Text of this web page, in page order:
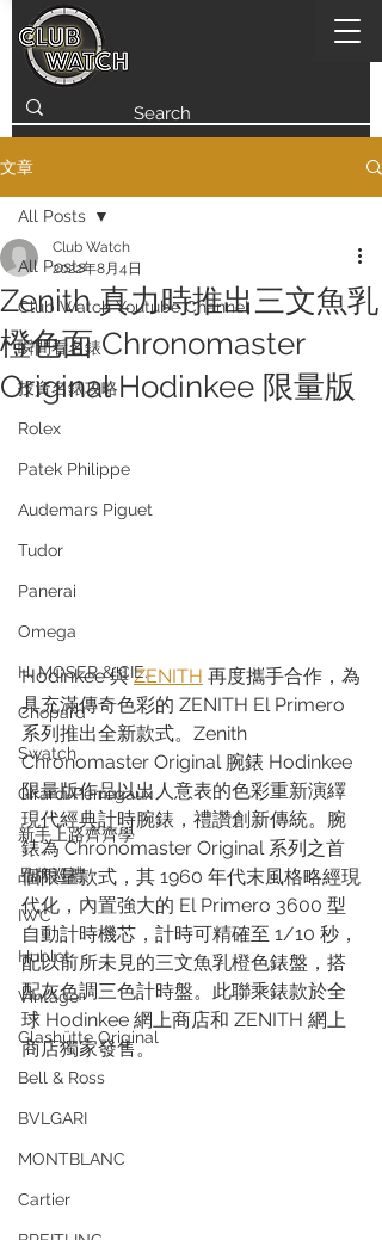
文章
All Posts
Club Watch Youtube Channel
瞬間看名錶
投資名錶攻略
Rolex
Patek Philippe
Audemars Piguet
Tudor
Panerai
Omega
H. MOSER & CIE.
Chopard
Swatch
Girard-Perregaux
新手上路齊齊學
品牌巡禮
IWC
Hublot
Vintage
Glashütte Original
Bell & Ross
BVLGARI
MONTBLANC
Cartier
All Posts
Zenith 真力時推出三文魚乳
橙色面 Chronomaster
Original Hodinkee 限量版
Club Watch
2022年8月4日
Hodinkee 與 ZENITH 再度攜手合作，為
具充滿傳奇色彩的 ZENITH El Primero
系列推出全新款式。Zenith
Chronomaster Original 腕錶 Hodinkee
限量版作品以出人意表的色彩重新演繹
現代經典計時腕錶，禮讚創新傳統。腕
錶為 Chronomaster Original 系列之首
個限量款式，其 1960 年代末風格略經現
代化，內置強大的 El Primero 3600 型
自動計時機芯，計時可精確至 1/10 秒，
配以前所未見的三文魚乳橙色錶盤，搭
配灰色調三色計時盤。此聯乘錶款於全
球 Hodinkee 網上商店和 ZENITH 網上
商店獨家發售。